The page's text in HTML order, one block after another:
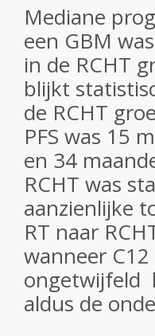
Mediane
een GBM
in de RCHT
blijkt
de RCHT
PFS was 15
en 34
RCHT was
aanzienlijke
RT naar
wanneer
ongetwijfeld
aldus de